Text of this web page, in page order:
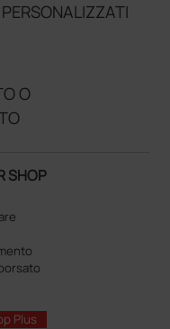
PERSONALIZZATI
O
SHOP
Plus